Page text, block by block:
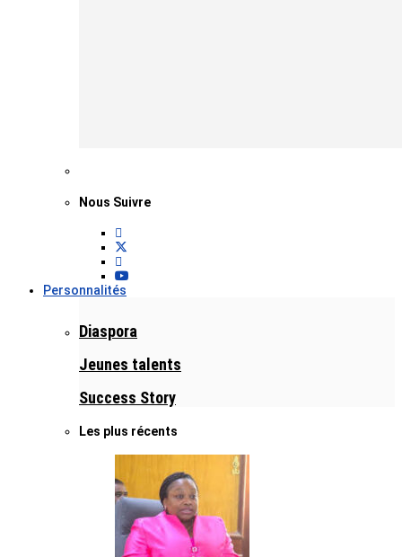
Nous Suivre
Personnalités
Diaspora
Jeunes talents
Success Story
Les plus récents